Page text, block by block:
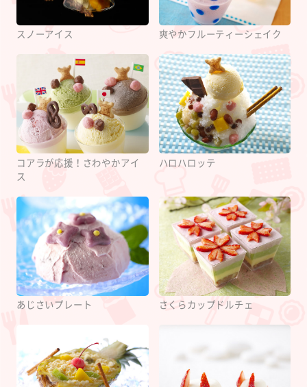
スノーアイス 爽やかフルーティーシェイク
コアラが応援！さわやかアイ
ス
ハロハロッテ
あじさいプレート さくらカップドルチェ